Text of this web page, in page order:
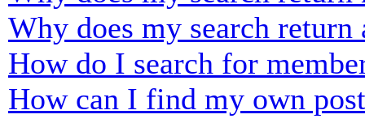
Why does my search return
How do I search for
How can I find my own